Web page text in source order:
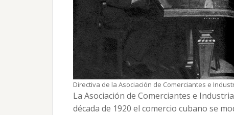
Directiva de la Asociación de Comerciantes e
La Asociación de Comerciantes e
década de 1920 el comercio cubano se